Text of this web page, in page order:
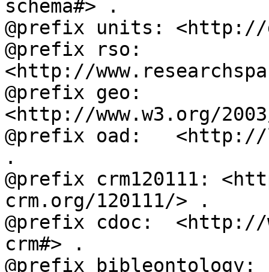
schema#> .
@prefix units:
@prefix rso:
<http://
@prefix geo:
<http://www.w3.org/
@prefix oad:   <http://
.
@prefix crm120111:
crm.org/120111/> .
@prefix cdoc:  <http://
crm#> .
@prefix bibleontology: